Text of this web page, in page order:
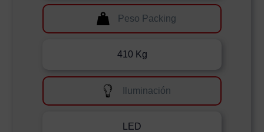
Peso Packing
410 Kg
Iluminación
LED